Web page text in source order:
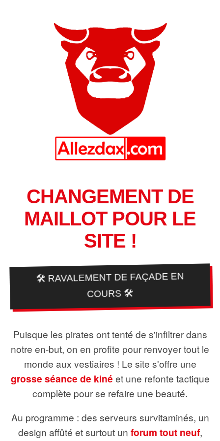
CHANGEMENT DE
MAILLOT POUR LE
SITE !
🛠️ RAVALEMENT DE FAÇADE EN
COURS 🛠️
Puisque les pirates ont tenté de s'infiltrer dans
notre en-but, on en profite pour renvoyer tout le
monde aux vestiaires ! Le site s'offre une
grosse séance de kiné et une refonte tactique
complète pour se refaire une beauté.
Au programme : des serveurs survitaminés, un
design affûté et surtout un forum tout neuf,